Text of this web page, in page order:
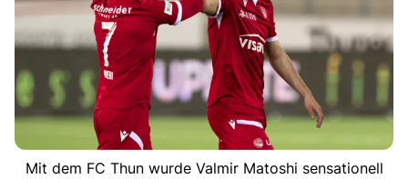
Mit dem FC Thun wurde Valmir Matoshi sensationell